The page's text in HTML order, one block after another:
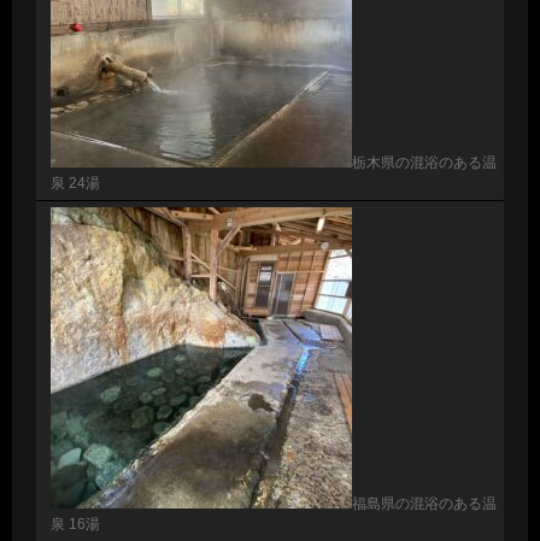
栃木県の混浴のある温
泉 24湯
福島県の混浴のある温
泉 16湯